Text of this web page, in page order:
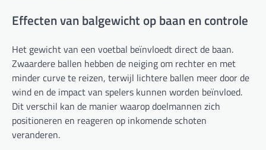
Effecten van balgewicht op baan en controle
Het gewicht van een voetbal beïnvloedt direct de baan.
Zwaardere ballen hebben de neiging om rechter en met
minder curve te reizen, terwijl lichtere ballen meer door de
wind en de impact van spelers kunnen worden beïnvloed.
Dit verschil kan de manier waarop doelmannen zich
positioneren en reageren op inkomende schoten
veranderen.